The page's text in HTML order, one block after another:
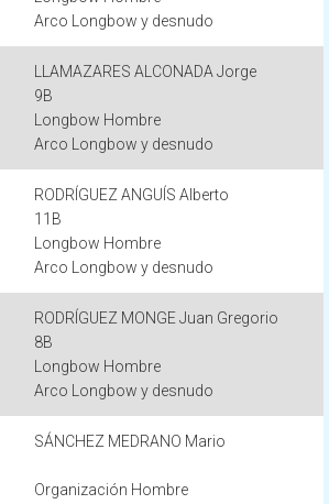
Arco Longbow y desnudo
LLAMAZARES ALCONADA Jorge
9B
Longbow Hombre
Arco Longbow y desnudo
RODRÍGUEZ ANGUÍS Alberto
11B
Longbow Hombre
Arco Longbow y desnudo
RODRÍGUEZ MONGE Juan Gregorio
8B
Longbow Hombre
Arco Longbow y desnudo
SÁNCHEZ MEDRANO Mario
Organización Hombre